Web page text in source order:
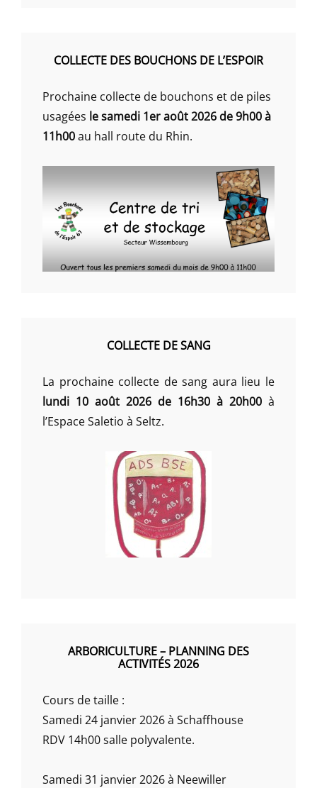
COLLECTE DES BOUCHONS DE L’ESPOIR
Prochaine collecte de bouchons et de piles
usagées le samedi 1er août 2026 de 9h00 à
11h00au hall route du Rhin.
COLLECTE DE SANG
La prochaine collecte de sang aura lieu le
lundi 10 août 2026 de 16h30 à 20h00 à
l’Espace Saletio à Seltz.
ARBORICULTURE – PLANNING DES
ACTIVITÉS 2026
Cours de taille :
Samedi 24 janvier 2026 à Schaffhouse
RDV 14h00 salle polyvalente.
Samedi 31 janvier 2026 à Neewiller